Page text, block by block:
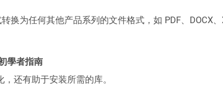
为任何其他产品系列的文件格式，如 PDF、DOCX
學者指南
还有助于安装所需的库。